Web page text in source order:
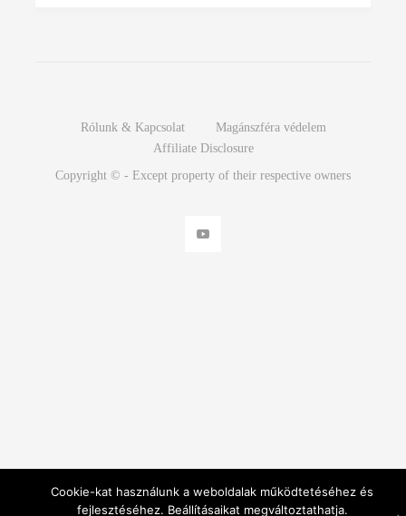
Rólunk & Kapcsolat
Magánszféra védelem
Affiliate Disclosure
Copyright © - Except property of their respective owners
Cookie-kat használunk a weboldalak működtetéséhez és
fejlesztéséhez. Beállításaikat megváltoztathatja.